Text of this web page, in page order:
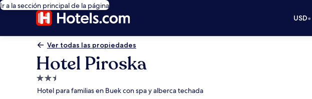
Ir a la sección principal de la página
USD•
Ver todas las propiedades
Hotel Piroska
Propiedad
de
Hotel para familias en Buek con spa y alberca techada